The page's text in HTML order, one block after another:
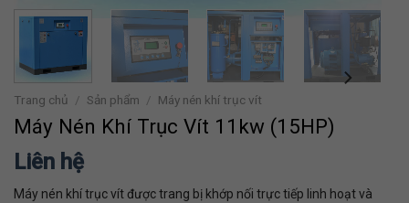
Trang chủ / Sản phẩm / Máy nén khí trục vít
Máy Nén Khí Trục Vít 11kw (15HP)
Liên hệ
Máy nén khí trục vít được trang bị khớp nối trực tiếp linh hoạt và